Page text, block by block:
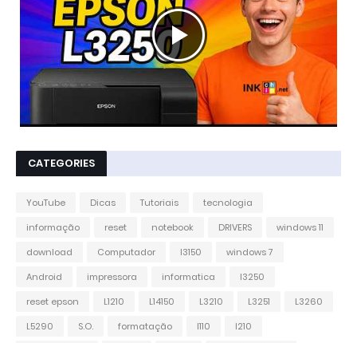
CATEGORIES
YouTube Dicas Tutoriais
tecnologia
informação
reset notebook DRIVERS
windows 11
download
Computador l3150
windows 7
Android
impressora informatica
l3250
reset epson
L1210 L14150 L3210 L3251
L3260
L5290
S.O. formatação l110
l210